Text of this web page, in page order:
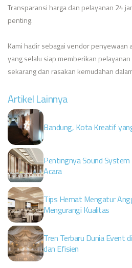
Transparansi harga dan pelayanan 24
penting.
Kami hadir sebagai vendor penyewaan
yang selalu siap memberikan
sekarang dan rasakan kemudahan
Artikel Lainnya
Bandung, Kota Kreatif
Pentingnya Sound
Acara
Tips Hemat Mengatur
Mengurangi Kualitas
Tren Terbaru Dunia Event
dan Efisien